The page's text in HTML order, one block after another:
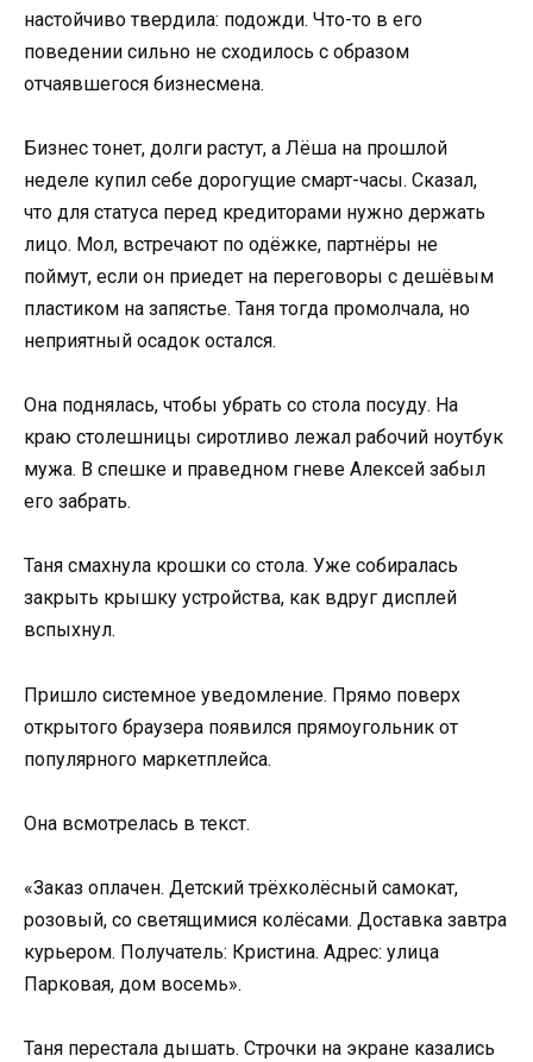
настойчиво твердила: подожди. Что-то в его
поведении сильно не сходилось с образом
отчаявшегося бизнесмена.
Бизнес тонет, долги растут, а Лёша на прошлой
неделе купил себе дорогущие смарт-часы. Сказал,
что для статуса перед кредиторами нужно держать
лицо. Мол, встречают по одёжке, партнёры не
поймут, если он приедет на переговоры с дешёвым
пластиком на запястье. Таня тогда промолчала, но
неприятный осадок остался.
Она поднялась, чтобы убрать со стола посуду. На
краю столешницы сиротливо лежал рабочий ноутбук
мужа. В спешке и праведном гневе Алексей забыл
его забрать.
Таня смахнула крошки со стола. Уже собиралась
закрыть крышку устройства, как вдруг дисплей
вспыхнул.
Пришло системное уведомление. Прямо поверх
открытого браузера появился прямоугольник от
популярного маркетплейса.
Она всмотрелась в текст.
«Заказ оплачен. Детский трёхколёсный самокат,
розовый, со светящимися колёсами. Доставка завтра
курьером. Получатель: Кристина. Адрес: улица
Парковая, дом восемь».
Таня перестала дышать. Строчки на экране казались